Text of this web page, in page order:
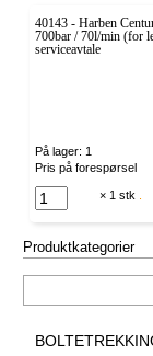
40143 - Harben
700bar / 70l/min (for
serviceavtale
På lager: 1
Pris på forespørsel
× 1 stk
Produktkategorier